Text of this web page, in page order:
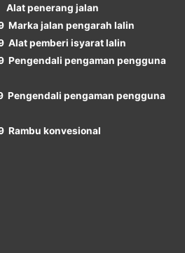
penerang jalan
Marka jalan pengarah lalin
Alat pemberi isyarat lalin
Pengendali pengaman pengguna
Pengendali pengaman pengguna
Rambu konvesional